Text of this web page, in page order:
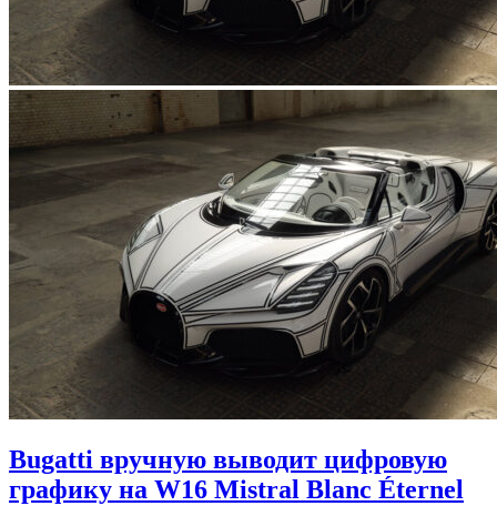
Bugatti вручную выводит цифровую
графику на W16 Mistral Blanc Éternel